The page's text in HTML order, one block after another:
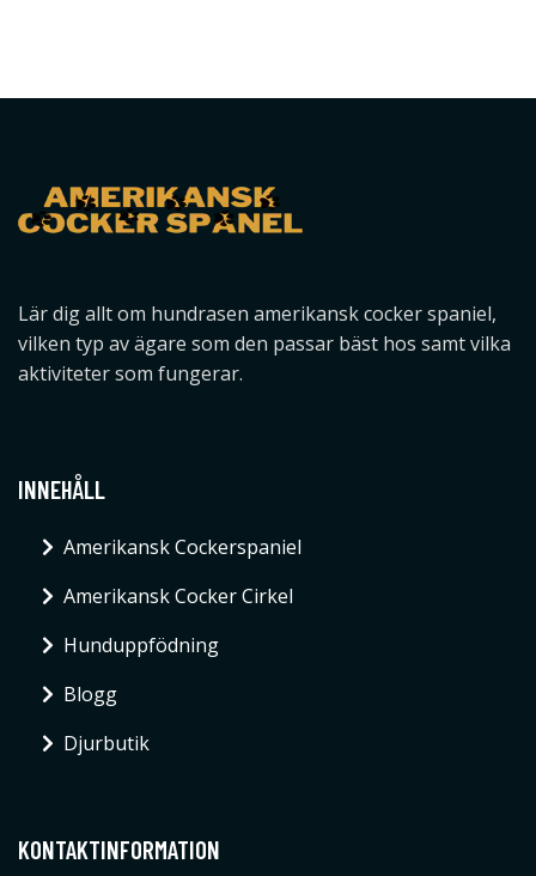
Lär dig allt om hundrasen amerikansk cocker spaniel,
vilken typ av ägare som den passar bäst hos samt vilka
aktiviteter som fungerar.
INNEHÅLL
Amerikansk Cockerspaniel
Amerikansk Cocker Cirkel
Hunduppfödning
Blogg
Djurbutik
KONTAKTINFORMATION